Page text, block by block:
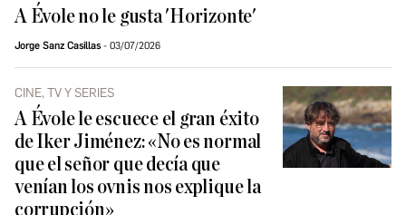
A Évole no le gusta 'Horizonte'
Jorge Sanz Casillas 03/07/2026
CINE, TV Y SERIES
A Évole le escuece el gran éxito
de Iker Jiménez: «No es normal
que el señor que decía que
venían los ovnis nos explique la
corrupción»